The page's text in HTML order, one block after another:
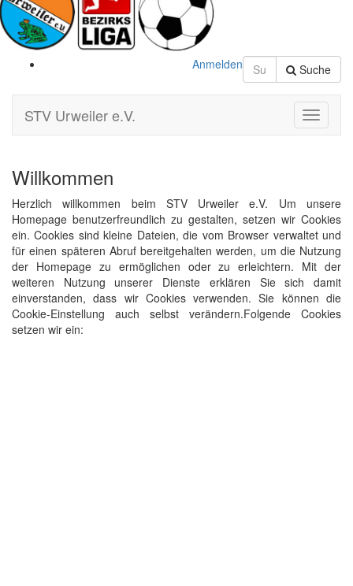
Suche
Anmelden
Toggle
STV Urweiler e.V.
Willkommen
Herzlich willkommen beim STV Urweiler e.V. Um unsere
Homepage benutzerfreundlich zu gestalten, setzen wir Cookies
ein. Cookies sind kleine Dateien, die vom Browser verwaltet und
für einen späteren Abruf bereitgehalten werden, um die Nutzung
der Homepage zu ermöglichen oder zu erleichtern. Mit der
weiteren Nutzung unserer Dienste erklären Sie sich damit
einverstanden, dass wir Cookies verwenden. Sie können die
Cookie-Einstellung auch selbst verändern.Folgende Cookies
setzen wir ein: